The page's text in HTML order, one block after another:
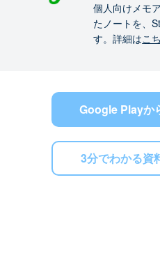
個人向けメモ
たノートを、
す。詳細はこ
Google Playか
3分でわかる資